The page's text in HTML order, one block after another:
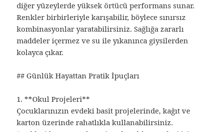
diğer yüzeylerde yüksek örtücü performans sunar.
Renkler birbirleriyle karışabilir, böylece sınırsız
kombinasyonlar yaratabilirsiniz. Sağlığa zararlı
maddeler içermez ve su ile yıkanınca giysilerden
kolayca çıkar.
## Günlük Hayattan Pratik İpuçları
1. **Okul Projeleri**
Çocuklarınızın evdeki basit projelerinde, kağıt ve
karton üzerinde rahatlıkla kullanabilirsiniz.